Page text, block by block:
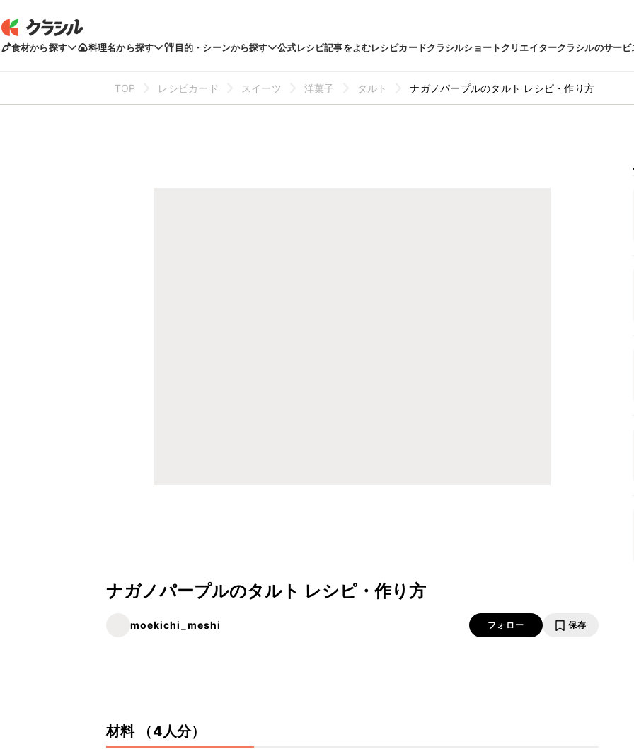
食材から探す 料理名から探す 目的・シーンから探す 公式レシピ記事をよむレシピカードクラシルショートクリエイタークラシルのサービ
TOP レシピカード スイーツ 洋菓子 タルト ナガノパープルのタルト レシピ・作り方
ナガノパープルのタルト レシピ・作り方
moekichi_meshi フォロー 保存
材料 （4人分）